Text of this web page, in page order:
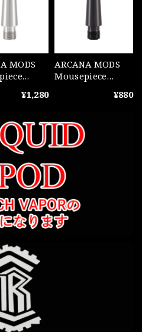
MODS
¥1,280
ARCANA MODS
Mousepiece
¥880